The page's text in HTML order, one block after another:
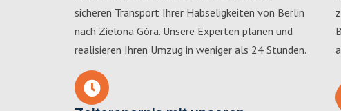
sicheren Transport Ihrer Habseligkeiten von Berlin
nach Zielona Góra. Unsere Experten planen und
realisieren Ihren Umzug in weniger als 24 Stunden.